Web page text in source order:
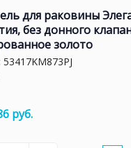
для раковины
без донного
золото
53417KM873PJ
руб.